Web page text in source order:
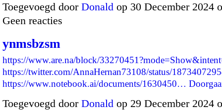
Toegevoegd door Donald op 30 December 2024
Geen reacties
ynmsbzsm
https://www.are.na/block/
https://twitter.com/AnnaHernan73108/status/
https://www.notebook.ai/documents/1630450…
Toegevoegd door Donald op 29 December 2024